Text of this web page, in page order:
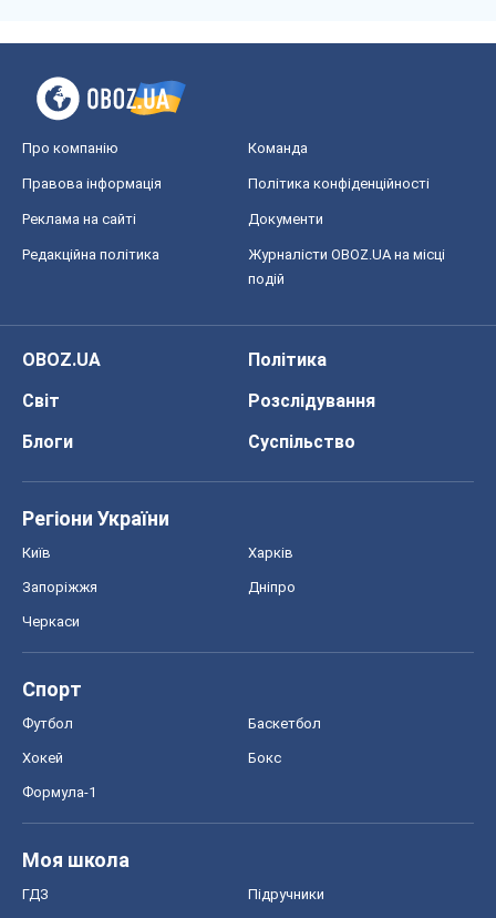
Про компанію Команда
Правова інформація Політика конфіденційності
Реклама на сайті Документи
Редакційна політика
Журналісти OBOZ.UA на місці
подій
OBOZ.UA
Політика
Світ
Розслідування
Блоги
Суспільство
Регіони України
Київ Харків
Запоріжжя Дніпро
Черкаси
Спорт
Футбол Баскетбол
Хокей Бокс
Формула-1
Моя школа
ГДЗ Підручники